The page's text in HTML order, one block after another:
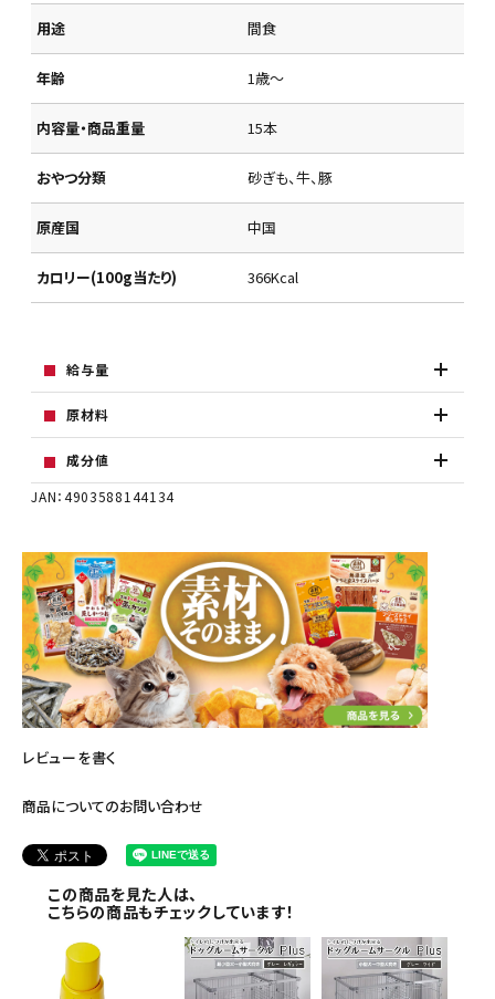
用途 間食
年齢 1歳～
内容量・商品重量 15本
おやつ分類 砂ぎも、牛、豚
原産国 中国
カロリー(100g当たり) 366Kcal
給与量
原材料
成分値
JAN：4903588144134
レビューを書く
商品についてのお問い合わせ
この商品を見た人は、
こちらの商品もチェックしています！